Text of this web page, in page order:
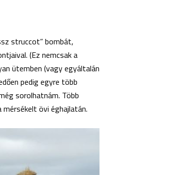
struccot” bombát,
(Ez nemcsak a
ütemben (vagy egyáltalán
pedig egyre több
sorolhatnám. Több
övi éghajlatán.